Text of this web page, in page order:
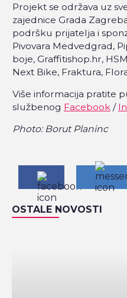
Projekt se održava uz
zajednice Grada
podršku prijatelja i
Pivovara Medvedgrad,
boje, Graffitishop.hr,
Next Bike, Fraktura,
Više informacija pratite
službenog Facebook /
Photo: Borut Planinc
OSTALE NOVOSTI